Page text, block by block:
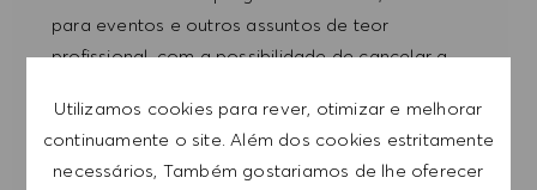
Utilizamos cookies para rever, otimizar e melhorar
continuamente o site. Além dos cookies estritamente
necessários, Também gostariamos de lhe oferecer
para eventos e outros assuntos de teor
profissional, com a possibilidade de cancelar a
clicando na ligação apresentada em cada e-
mail. Aceito que os meus dados pessoais sejam
submetidos a tratamento de acordo com